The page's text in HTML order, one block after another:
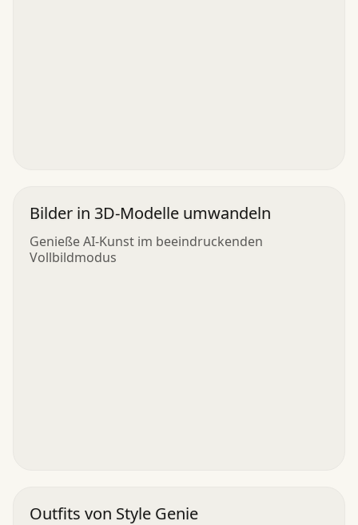
Bilder in 3D-Modelle umwandeln
Genieße AI-Kunst im beeindruckenden
Vollbildmodus
Outfits von Style Genie